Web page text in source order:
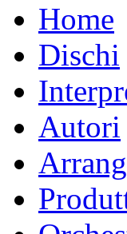
Home
Dischi
Autori